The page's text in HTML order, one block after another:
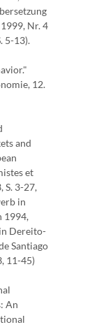
Nr. 4
5-13).
12.
and
et
S. 3-27,
in
1994,
Dereito-
Santiago
11-45)
An